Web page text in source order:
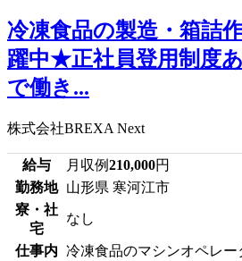
冷凍食品の製造・箱詰
躍中★正社員登用制度
で働き...
株式会社BREXA Next
給与 月収例210,000円
勤務地
山形県 寒河江市
寮・社
宅
なし
仕事内 冷凍食品のマシンオペレ